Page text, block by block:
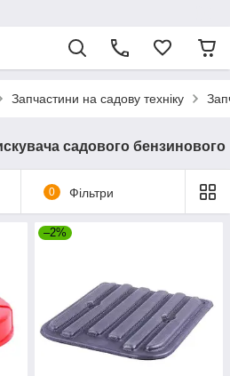
Запчастини на садову техніку
садового бензинового
0 Фільтри
–2%